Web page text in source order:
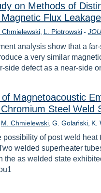
on Methods of
Flux
Chmielewski L. Piotrowski -
analysis show that a
a very similar
side defect as a near-side
Magnetoacoustic
Steel Weld
M. Chmielewski G. Golański K.
possibility of post weld
welded superheater
the as welded state